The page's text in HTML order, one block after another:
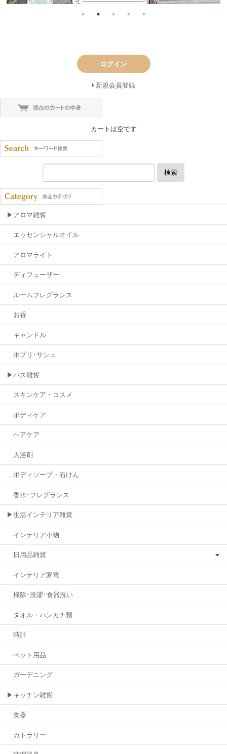
ログイン
新規会員登録
カートは空です
検索
▶アロマ雑貨
エッセンシャルオイル
アロマライト
ディフューザー
ルームフレグランス
お香
キャンドル
ポプリ･サシェ
▶バス雑貨
スキンケア・コスメ
ボディケア
ヘアケア
入浴剤
ボディソープ・石けん
香水･フレグランス
▶生活インテリア雑貨
インテリア小物
日用品雑貨
インテリア家電
掃除･洗濯･食器洗い
タオル・ハンカチ類
時計
ペット用品
ガーデニング
▶キッチン雑貨
食器
カトラリー